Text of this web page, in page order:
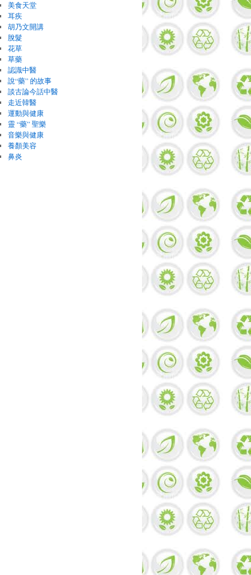
美食天堂
耳疾
胡乃文開講
脫髮
花草
草藥
認識中醫
說“藥” 的故事
談古論今話中醫
走近韓醫
運動與健康
靈 “藥” 聖樂
音樂與健康
養顏美容
鼻炎